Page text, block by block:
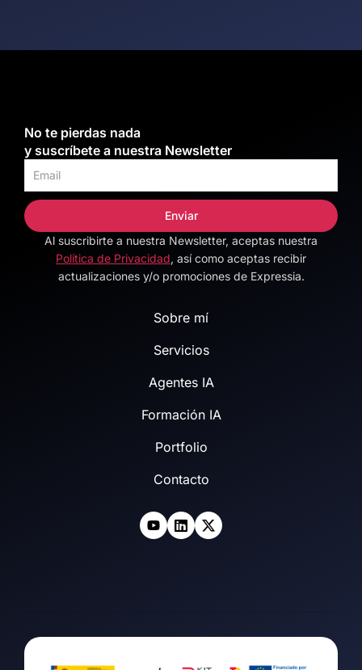
No te pierdas nada
y suscríbete a nuestra Newsletter
Enviar
Alternative:
Al suscribirte a nuestra Newsletter, aceptas nuestra
Política de Privacidad, así como aceptas recibir
actualizaciones y/o promociones de Expressia.
Sobre mí
Servicios
Agentes IA
Formación IA
Portfolio
Contacto